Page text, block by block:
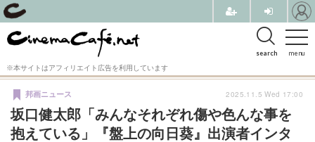
menu
search
※本サイトはアフィリエイト広告を利用しています
坂口健太郎「みんなそれぞれ傷や色んな事を
抱えている」『盤上の向日葵』出演者インタ
邦画ニュース 2025.11.5 Wed 17:00